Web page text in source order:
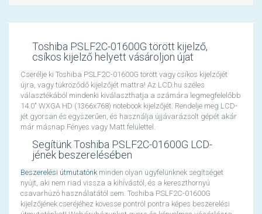
Toshiba PSLF2C-01600G törött kijelző,
csíkos kijelző helyett vásároljon újat
Cserélje ki Toshiba PSLF2C-01600G törött vagy csíkos kijelzőjét
újra, vagy tükröződő kijelzőjét mattra! Az LCD.hu széles
választékából mindenki kiválaszthatja a számára legmegfelelőbb
14.0" WXGA HD (1366x768) notebook kijelzőjét. Rendelje meg LCD-
jét gyorsan és egyszerűen, és használja újjávarázsolt gépét akár
már másnap Fényes vagy Matt felülettel.
Segítünk Toshiba PSLF2C-01600G LCD-
jének beszerelésében
Beszerelési útmutatónkminden olyan ügyfelünknek segítséget
nyújt, aki nem riad vissza a kihívástól, és a kereszthornyú
csavarhúzó használatától sem. Toshiba PSLF2C-01600G
kijelzőjének cseréjéhez kövesse pontról pontra képes beszerelési